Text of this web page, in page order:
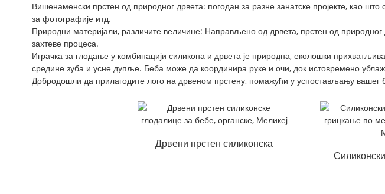
Вишенаменски прстен од природног дрвета: погодан за разне занатске пројекте, као
за фотографије итд.
Природни материјали, различите величине: Направљено од дрвета, прстен од
захтеве процеса.
Играчка за глодање у комбинацији силикона и дрвета је природна, еколошки
средине зуба и усне дупље. Беба може да координира руке и очи, док истовремено
Добродошли да прилагодите лого на дрвеном прстену, помажући у успостављању вашег
Дрвени прстен силиконска